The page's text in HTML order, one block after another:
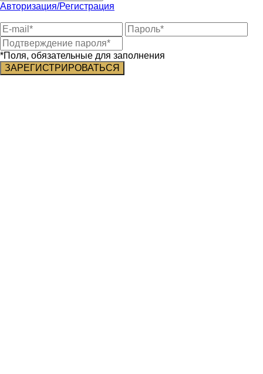
Авторизация/Регистрация
*Поля, обязательные для заполнения